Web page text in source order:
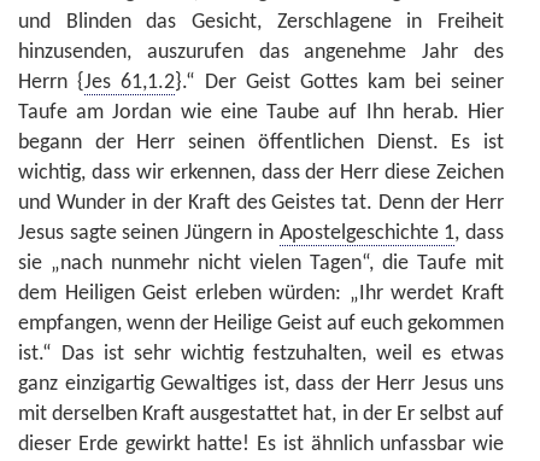
und Blinden das Gesicht, Zerschlagene in Freiheit
hinzusenden, auszurufen das angenehme Jahr des
Herrn {Jes 61,1.2}.“ Der Geist Gottes kam bei seiner
Taufe am Jordan wie eine Taube auf Ihn herab. Hier
begann der Herr seinen öffentlichen Dienst. Es ist
wichtig, dass wir erkennen, dass der Herr diese Zeichen
und Wunder in der Kraft des Geistes tat. Denn der Herr
Jesus sagte seinen Jüngern in Apostelgeschichte 1, dass
sie „nach nunmehr nicht vielen Tagen“, die Taufe mit
dem Heiligen Geist erleben würden: „Ihr werdet Kraft
empfangen, wenn der Heilige Geist auf euch gekommen
ist.“ Das ist sehr wichtig festzuhalten, weil es etwas
ganz einzigartig Gewaltiges ist, dass der Herr Jesus uns
mit derselben Kraft ausgestattet hat, in der Er selbst auf
dieser Erde gewirkt hatte! Es ist ähnlich unfassbar wie